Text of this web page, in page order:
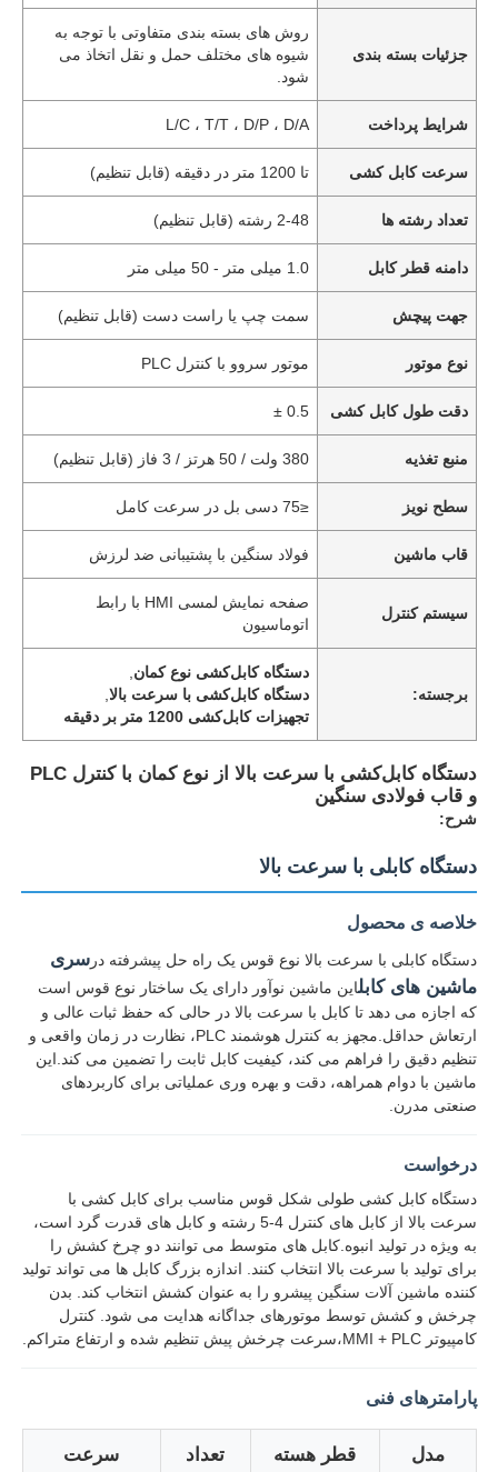
خانه
محصولات
دربارهی ما
جزئیات بسته بندی
روش های بسته بندی متفاوتی با توجه به
شیوه های مختلف حمل و نقل اتخاذ می
شود.
شرایط پرداخت L/C ، T/T ، D/P ، D/A
سرعت کابل کشی تا 1200 متر در دقیقه (قابل تنظیم)
تعداد رشته ها 2-48 رشته (قابل تنظیم)
دامنه قطر کابل 1.0 میلی متر - 50 میلی متر
جهت پیچش سمت چپ یا راست دست (قابل تنظیم)
نوع موتور موتور سروو با کنترل PLC
دقت طول کابل کشی 0.5 ±
منبع تغذیه 380 ولت / 50 هرتز / 3 فاز (قابل تنظیم)
سطح نویز ≤75 دسی بل در سرعت کامل
قاب ماشین فولاد سنگین با پشتیبانی ضد لرزش
سیستم کنترل
صفحه نمایش لمسی HMI با رابط
اتوماسیون
برجسته:
دستگاه کابل‌کشی نوع کمان
دستگاه کابل‌کشی با سرعت بالا
تجهیزات کابل‌کشی 1200 متر بر دقیقه
دستگاه کابل‌کشی با سرعت بالا از نوع کمان با کنترل PLC
و قاب فولادی سنگین
شرح:
دستگاه کابلی با سرعت بالا
خلاصه ی محصول
دستگاه کابلی با سرعت بالا نوع قوس یک راه حل پیشرفته درسری
ماشین های کابلاین ماشین نوآور دارای یک ساختار نوع قوس است
که اجازه می دهد تا کابل با سرعت بالا در حالی که حفظ ثبات عالی و
ارتعاش حداقل.مجهز به کنترل هوشمند PLC، نظارت در زمان واقعی و
تنظیم دقیق را فراهم می کند، کیفیت کابل ثابت را تضمین می کند.اين
ماشين با دوام همراهه، دقت و بهره وری عملیاتی برای کاربردهای
صنعتی مدرن.
درخواست
دستگاه کابل کشی طولی شکل قوس مناسب برای کابل کشی با
سرعت بالا از کابل های کنترل 4-5 رشته و کابل های قدرت گرد است،
به ویژه در تولید انبوه.کابل های متوسط می توانند دو چرخ کشش را
برای تولید با سرعت بالا انتخاب کنند. اندازه بزرگ کابل ها می تواند تولید
کننده ماشین آلات سنگین پیشرو را به عنوان کشش انتخاب کند. بدن
چرخش و کشش توسط موتورهای جداگانه هدایت می شود. کنترل
کامپیوتر MMI + PLC،سرعت چرخش پیش تنظیم شده و ارتفاع متراکم.
پارامترهای فنی
مدل
قطر هسته
تعداد
سرعت